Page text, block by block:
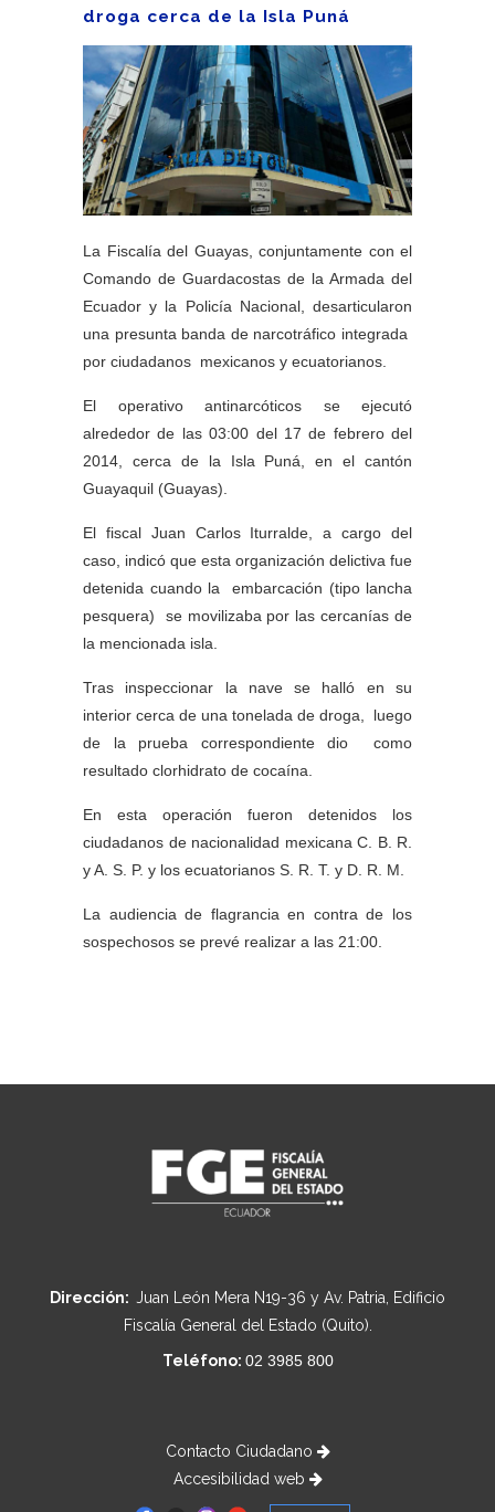
droga cerca de la Isla Puná
La Fiscalía del Guayas, conjuntamente con el
Comando de Guardacostas de la Armada del
Ecuador y la Policía Nacional, desarticularon
una presunta banda de narcotráfico integrada
por ciudadanos mexicanos y ecuatorianos.
El operativo antinarcóticos se ejecutó
alrededor de las 03:00 del 17 de febrero del
2014, cerca de la Isla Puná, en el cantón
Guayaquil (Guayas).
El fiscal Juan Carlos Iturralde, a cargo del
caso, indicó que esta organización delictiva fue
detenida cuando la embarcación (tipo lancha
pesquera) se movilizaba por las cercanías de
la mencionada isla.
Tras inspeccionar la nave se halló en su
interior cerca de una tonelada de droga, luego
de la prueba correspondiente dio como
resultado clorhidrato de cocaína.
En esta operación fueron detenidos los
ciudadanos de nacionalidad mexicana C. B. R.
y A. S. P. y los ecuatorianos S. R. T. y D. R. M.
La audiencia de flagrancia en contra de los
sospechosos se prevé realizar a las 21:00.
Dirección: Juan León Mera N19-36 y Av. Patria, Edificio
Fiscalía General del Estado (Quito).
Teléfono: 02 3985 800
Contacto Ciudadano
Accesibilidad web